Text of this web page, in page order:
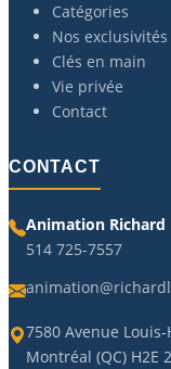
Catégories
Nos exclusivités
Clés en main
Vie privée
Contact
CONTACT
Animation Richard
514 725-7557
7580 Avenue
Montréal (QC) H2E